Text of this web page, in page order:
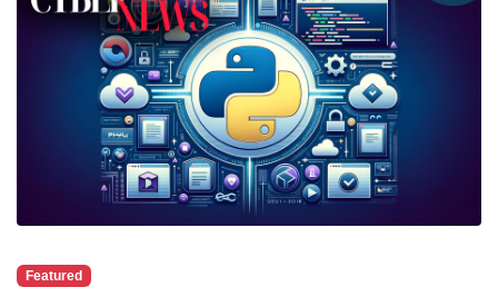
Featured